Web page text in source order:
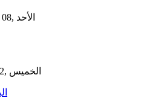
GMT 08:34 2018 الأحد ,08 إبريل / نيسان
GMT 10:35 2018 الخميس ,22 آذار/ مارس